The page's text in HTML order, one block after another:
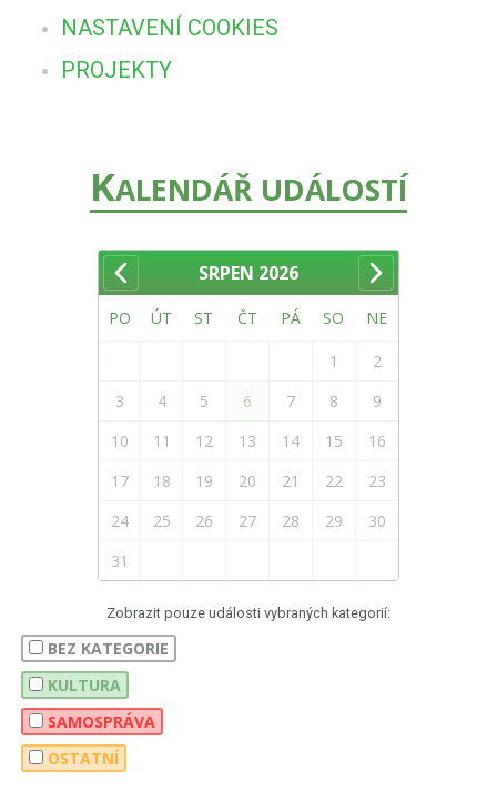
NASTAVENÍ COOKIES
PROJEKTY
KALENDÁŘ UDÁLOSTÍ
SRPEN 2026
PO ÚT ST ČT PÁ SO NE
1
2
3
4 5 6 7 8
9
10
11 12 13 14 15
16
17
18 19 20 21 22
23
24
25 26 27 28 29
30
31
Zobrazit pouze události vybraných kategorií:
BEZ KATEGORIE
KULTURA
SAMOSPRÁVA
OSTATNÍ